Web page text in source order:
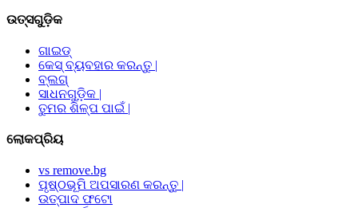
ଉତ୍ସଗୁଡ଼ିକ
ଗାଇଡ୍
କେସ୍ ବ୍ୟବହାର କରନ୍ତୁ |
ବ୍ଲଗ୍
ସାଧନଗୁଡ଼ିକ |
ତୁମର ଶିଳ୍ପ ପାଇଁ |
ଲୋକପ୍ରିୟ
vs remove.bg
ପୃଷ୍ଠଭୂମି ଅପସାରଣ କରନ୍ତୁ |
ଉତ୍ପାଦ ଫଟୋ